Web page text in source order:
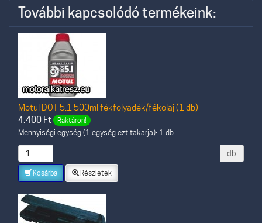
További kapcsolódó termékeink:
Motul DOT 5.1 500ml fékfolyadék/fékolaj (1 db)
4.400 Ft Raktáron!
Mennyiségi egység (1 egység ezt takarja): 1 db
db
Kosárba Részletek